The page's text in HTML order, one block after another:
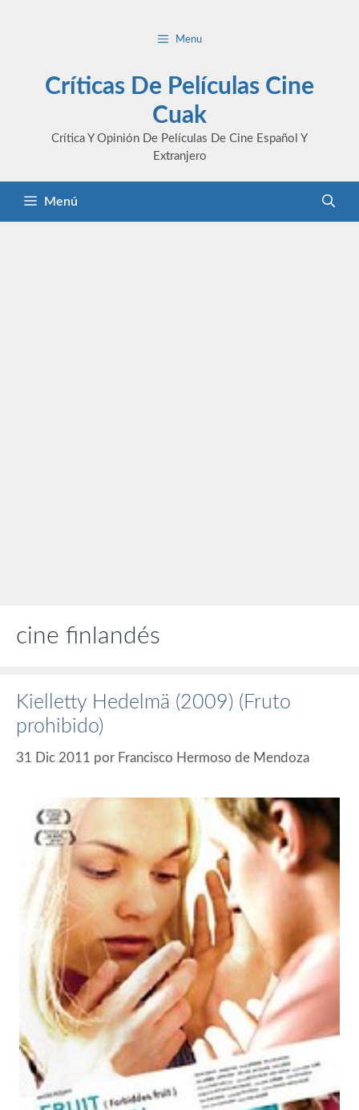
Menu
Críticas De Películas Cine
Cuak
Crítica Y Opinión De Películas De Cine Español Y
Extranjero
Menú
cine finlandés
Kielletty Hedelmä (2009) (Fruto
prohibido)
31 Dic 2011 por Francisco Hermoso de Mendoza